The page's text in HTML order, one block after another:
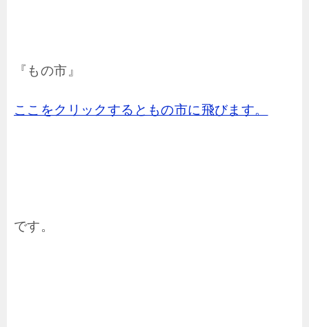
『もの市』
ここをクリックするともの市に飛びます。
です。